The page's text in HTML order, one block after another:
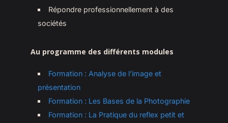
Répondre professionnellement à des
sociétés
Au programme des différents modules
Formation : Analyse de l’image et
présentation
Formation : Les Bases de la Photographie
Formation : La Pratique du reflex petit et